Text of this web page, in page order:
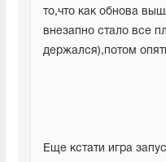
то,что как обнова
внезапно стало все
держался),потом
Еще кстати игра